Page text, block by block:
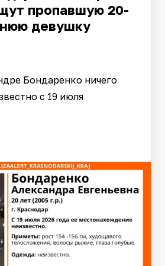
пропавшую 20-
девушку
Бондаренко ничего
с 19 июля